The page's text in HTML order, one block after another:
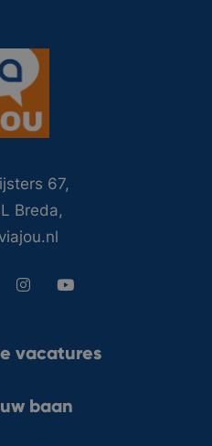
67,
Breda,
vacatures
baan